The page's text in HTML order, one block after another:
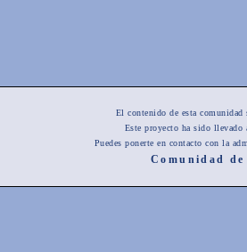
El contenido de esta
Este proyecto ha sido
Puedes ponerte en contacto con la
Comunidad